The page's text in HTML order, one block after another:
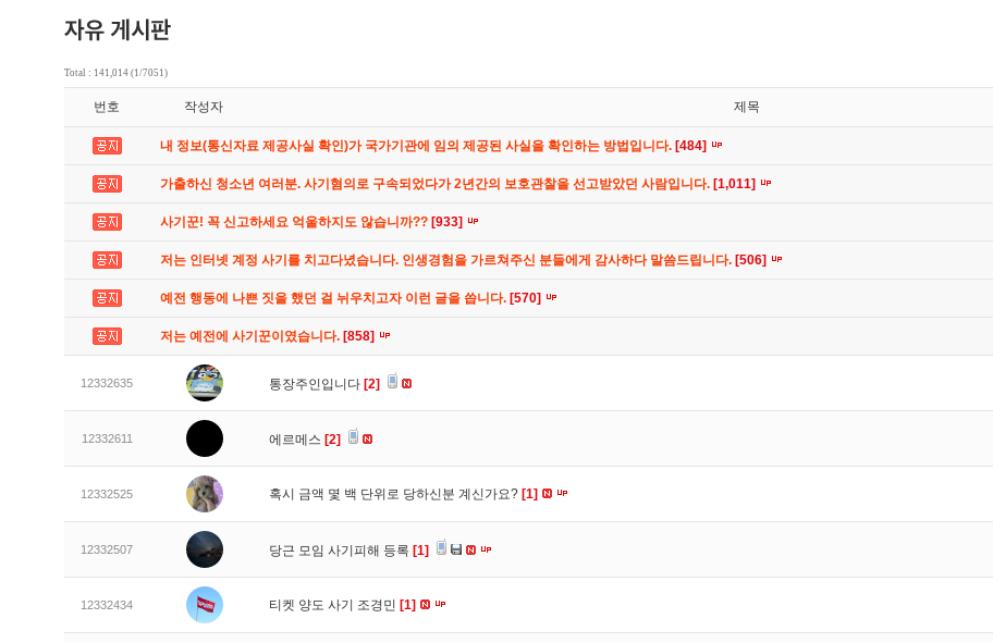
Total : 141,014 (1/7051)
번호 작성자 제목
내 정보(통신자료 제공사실 확인)가 국가기관에 임의 제공된 사실을 확인하는 방법입니다. [484]
가출하신 청소년 여러분. 사기혐의로 구속되었다가 2년간의 보호관찰을 선고받았던 사람입니다. [1,011]
사기꾼! 꼭 신고하세요 억울하지도 않습니까?? [933]
저는 인터넷 계정 사기를 치고다녔습니다. 인생경험을 가르쳐주신 분들에게 감사하다 말씀드립니다. [506]
예전 행동에 나쁜 짓을 했던 걸 뉘우치고자 이런 글을 씁니다. [570]
저는 예전에 사기꾼이였습니다. [858]
12332635 통장주인입니다 [2]
12332611 에르메스 [2]
12332525 혹시 금액 몇 백 단위로 당하신분 계신가요? [1]
12332507 당근 모임 사기피해 등록 [1]
12332434 티켓 양도 사기 조경민 [1]